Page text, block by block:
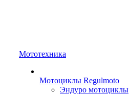
Мототехника
Мотоциклы Regulmoto
Эндуро мотоциклы